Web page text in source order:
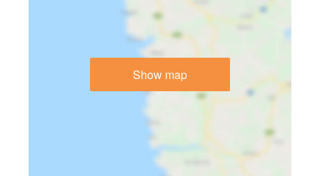
Show map